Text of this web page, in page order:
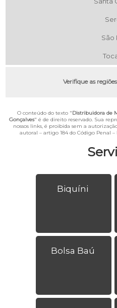
Biquíni
Bolsa Baú
São
Verifique as
O conteúdo do texto "Distribuidora de
Gonçalves" é de direito reservado. Sua
nossos links, é proibida sem a
autoral – artigo 184 do Código Penal –